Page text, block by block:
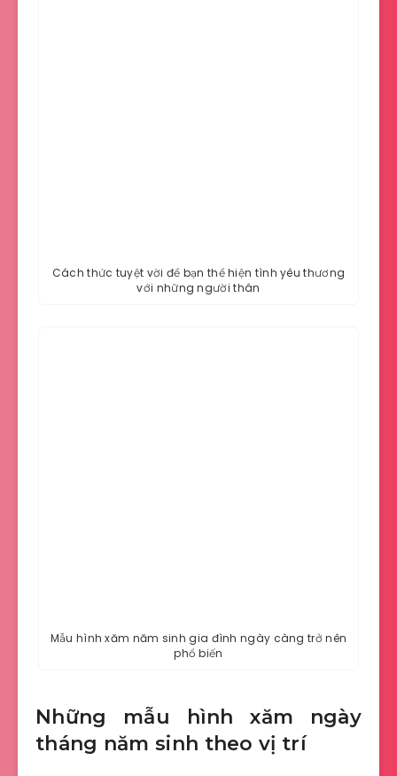
Cách thức tuyệt vời để bạn thể hiện tình yêu thương
với những người thân
Mẫu hình xăm năm sinh gia đình ngày càng trở nên
phổ biến
Những mẫu hình xăm ngày
tháng năm sinh theo vị trí